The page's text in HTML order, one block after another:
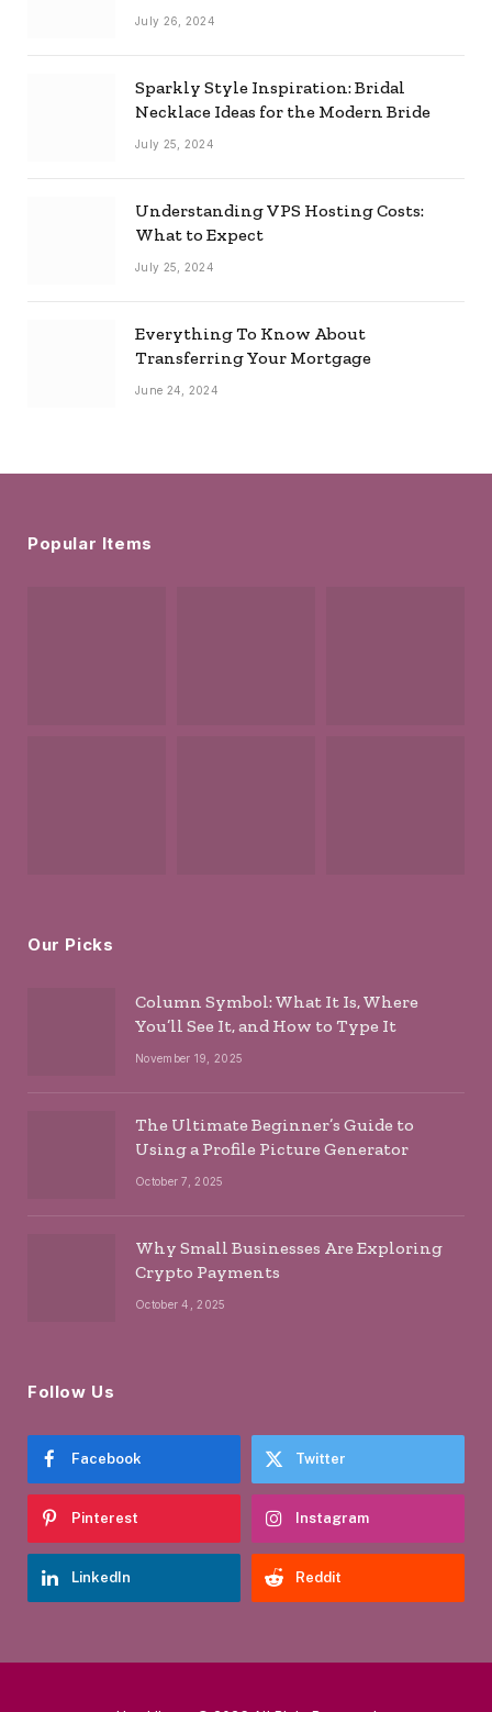
Combo
July 26, 2024
Sparkly Style Inspiration: Bridal
Necklace Ideas for the Modern Bride
July 25, 2024
Understanding VPS Hosting Costs:
What to Expect
July 25, 2024
Everything To Know About
Transferring Your Mortgage
June 24, 2024
Popular Items
Our Picks
Column Symbol: What It Is, Where
You’ll See It, and How to Type It
November 19, 2025
The Ultimate Beginner’s Guide to
Using a Profile Picture Generator
October 7, 2025
Why Small Businesses Are Exploring
Crypto Payments
October 4, 2025
Follow Us
Facebook Twitter
Pinterest Instagram
LinkedIn Reddit